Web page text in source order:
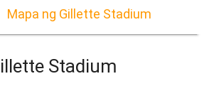
Mapa ng Gillette Stadium
Stadium